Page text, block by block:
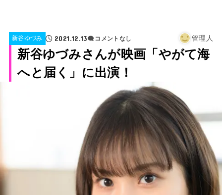
新谷ゆづみ 2021.12.13 コメントなし 管理人
新谷ゆづみさんが映画「やがて海
へと届く」に出演！